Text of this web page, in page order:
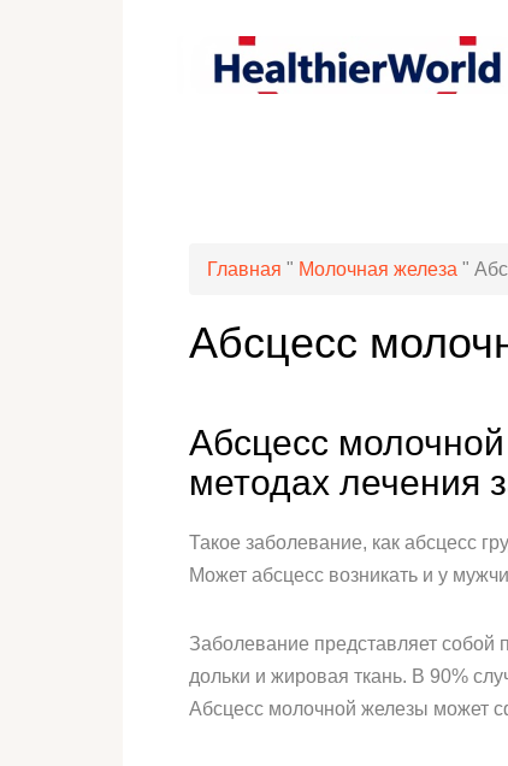
Главная " Молочная железа "
Абсцесс
Абсцесс
методах лечения
Такое заболевание, как абсцесс
Может абсцесс возникать и у
Заболевание представляет собой
дольки и жировая ткань. В 90%
Абсцесс молочной железы может